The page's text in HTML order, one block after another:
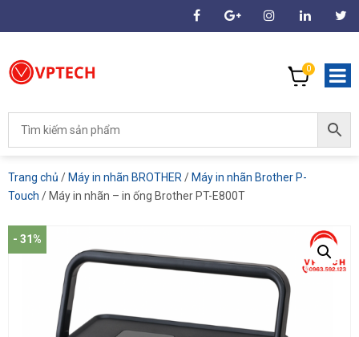
0
Trang chủ / Máy in nhãn BROTHER / Máy in nhãn Brother P-
Touch / Máy in nhãn – in ống Brother PT-E800T
- 31%